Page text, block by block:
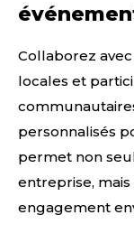
Collaborez
locales et
personnalisés
permet non
entreprise,
engagement